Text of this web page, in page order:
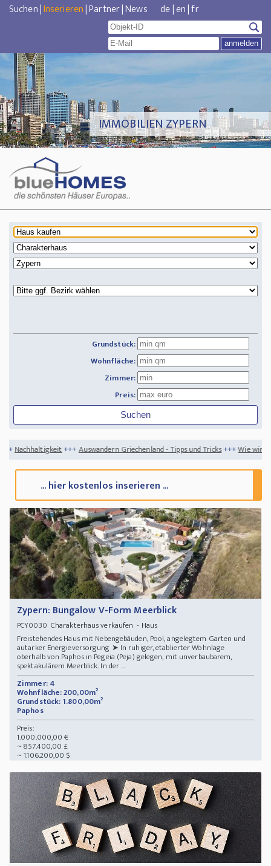
Suchen|Inserieren|Partner|News de|en|fr
IMMOBILIEN ZYPERN
Grundstück:
Wohnfläche:
Zimmer:
Preis:
Auswandern Griechenland - Tipps und Tricks+++Wie wird Ihr Garten zu einem
... hier kostenlos inserieren ...
Zypern: Bungalow V-Form Meerblick
PCY0030 Charakterhaus verkaufen - Haus
Freistehendes Haus mit Nebengebäuden, Pool, angelegtem Garten und
autarker Energieversorgung ➤ In ruhiger, etablierter Wohnlage
oberhalb von Paphos in Pegeia (Peja) gelegen, mit unverbaubarem,
spektakulärem Meerblick. In der ...
Zimmer: 4
Wohnfläche: 200,00m²
Grundstück: 1.800,00m²
Paphos
Preis:
1.000.000,00 €
~ 857.400,00 £
~ 1.106.200,00 $